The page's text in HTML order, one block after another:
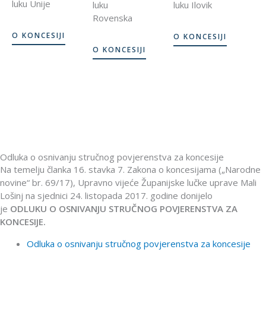
luku Unije
O KONCESIJI
luku
Rovenska
O KONCESIJI
luku Ilovik
O KONCESIJI
Odluka o osnivanju stručnog povjerenstva za koncesije
Na temelju članka 16. stavka 7. Zakona o koncesijama („Narodne
novine“ br. 69/17), Upravno vijeće Županijske lučke uprave Mali
Lošinj na sjednici 24. listopada 2017. godine donijelo
je ODLUKU O OSNIVANJU STRUČNOG POVJERENSTVA ZA
KONCESIJE.
Odluka o osnivanju stručnog povjerenstva za koncesije